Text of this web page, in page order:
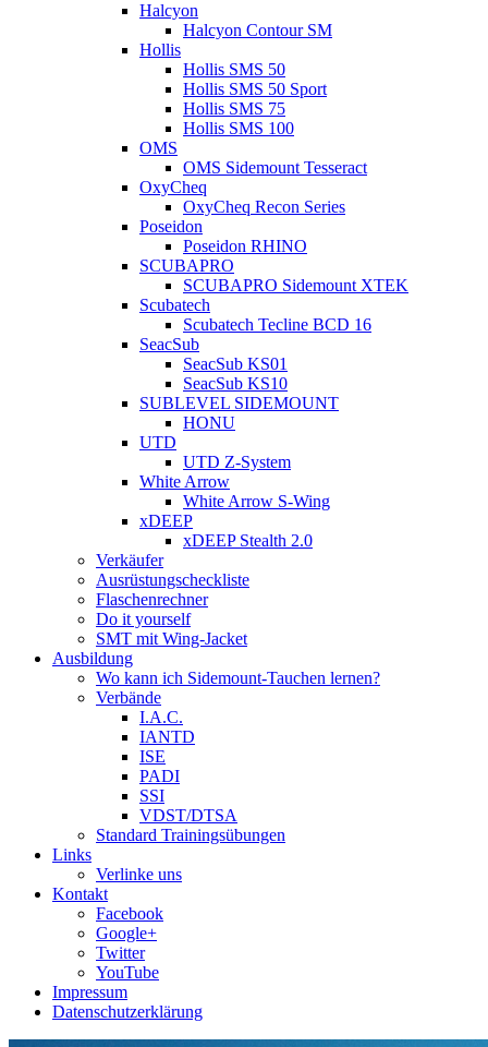
Halcyon
Halcyon Contour SM
Hollis
Hollis SMS 50
Hollis SMS 50 Sport
Hollis SMS 75
Hollis SMS 100
OMS
OMS Sidemount Tesseract
OxyCheq
OxyCheq Recon Series
Poseidon
Poseidon RHINO
SCUBAPRO
SCUBAPRO Sidemount XTEK
Scubatech
Scubatech Tecline BCD 16
SeacSub
SeacSub KS01
SeacSub KS10
SUBLEVEL SIDEMOUNT
HONU
UTD
UTD Z-System
White Arrow
White Arrow S-Wing
xDEEP
xDEEP Stealth 2.0
Verkäufer
Ausrüstungscheckliste
Flaschenrechner
Do it yourself
SMT mit Wing-Jacket
Ausbildung
Wo kann ich Sidemount-Tauchen lernen?
Verbände
I.A.C.
IANTD
ISE
PADI
SSI
VDST/DTSA
Standard Trainingsübungen
Links
Verlinke uns
Kontakt
Facebook
Google+
Twitter
YouTube
Impressum
Datenschutzerklärung